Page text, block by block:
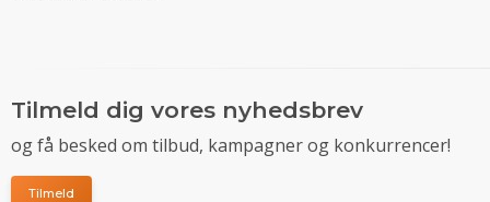
Tilmeld dig vores nyhedsbrev
og få besked om tilbud, kampagner og konkurrencer!
Tilmeld